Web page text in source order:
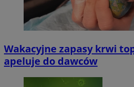
Wakacyjne zapasy krwi
apeluje do dawców